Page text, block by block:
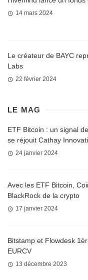
14 mars 2024
Le créateur de BAYC
Labs
22 février 2024
LE MAG
ETF Bitcoin : un signal
se réjouit Cathay
24 janvier 2024
Avec les ETF Bitcoin,
BlackRock de la crypto
17 janvier 2024
Bitstamp et Flowdesk
EURCV
13 décembre 2023